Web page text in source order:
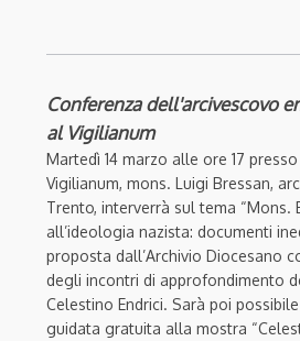
Conferenza dell'arcivescovo
al Vigilianum
Martedì 14 marzo alle ore 17
Vigilianum, mons. Luigi Bressan,
Trento, interverrà sul tema “Mons.
all’ideologia nazista: documenti
proposta dall’Archivio Diocesano
degli incontri di approfondimento
Celestino Endrici. Sarà poi
guidata gratuita alla mostra